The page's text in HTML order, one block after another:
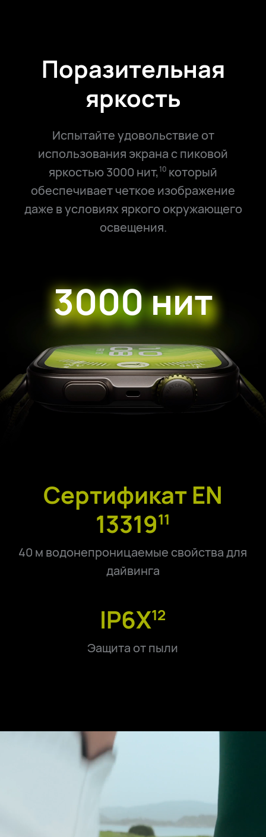
Поразительная
яркость
Испытайте удовольствие от
использования экрана с пиковой
яркостью 3000 нит,10 который
обеспечивает четкое изображение
даже в условиях яркого окружающего
освещения.
3000 нит
Cертификат EN
1331911
40 м водонепроницаемые свойства для
дайвинга
IP6X12
Эащита от пыли